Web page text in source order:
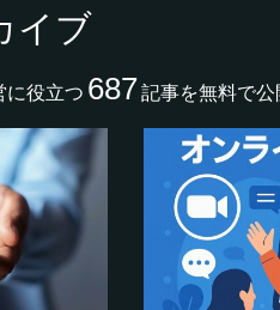
イブ
に役立つ 687記事を無料で公